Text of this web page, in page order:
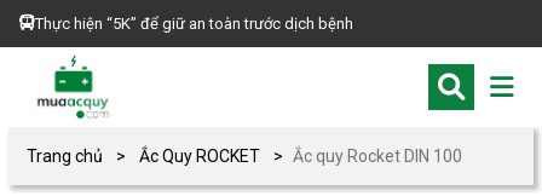
Thực hiện “5K” để giữ an toàn trước dịch bệnh
Trang chủ Ắc Quy ROCKET Ắc quy Rocket DIN 100